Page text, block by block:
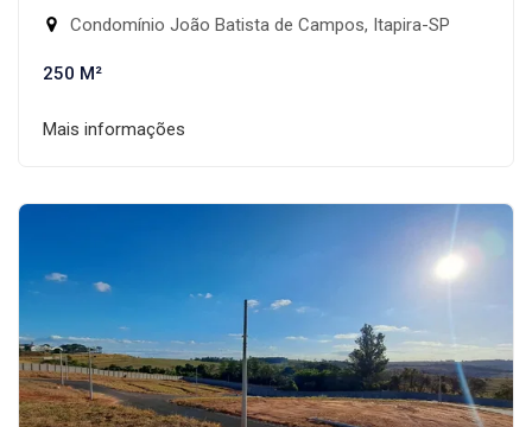
Condomínio João Batista de Campos, Itapira-SP
250 M²
Mais informações